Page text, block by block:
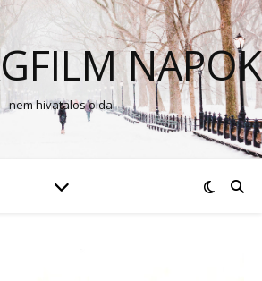
NAPOK
nem hivatalos oldal